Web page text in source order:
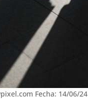
Fecha: 14/06/24